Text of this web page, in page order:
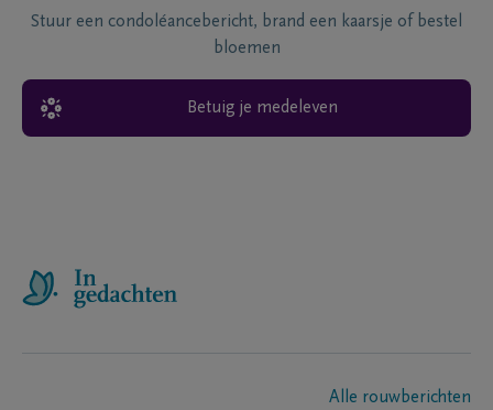
Stuur een condoléancebericht, brand een kaarsje of bestel
bloemen
Betuig je medeleven
Alle rouwberichten